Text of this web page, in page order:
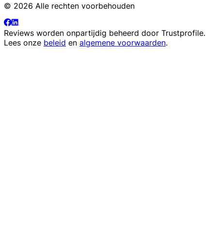
© 2026 Alle rechten voorbehouden
Reviews worden onpartijdig beheerd door Trustprofile.
Lees onze beleid en algemene voorwaarden.